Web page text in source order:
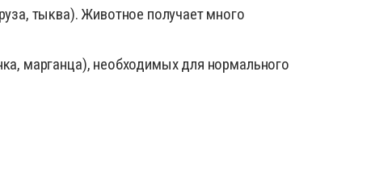
тыква). Животное получает много
марганца), необходимых для нормального